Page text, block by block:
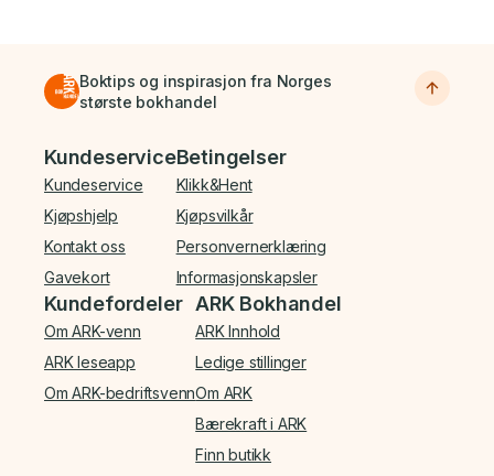
Boktips og inspirasjon fra Norges
største bokhandel
Bunnmeny
Kundeservice
Kundeservice
Kjøpshjelp
Kontakt oss
Gavekort
Betingelser
Klikk&Hent
Kjøpsvilkår
Personvernerklæring
Informasjonskapsler
Kundefordeler
Om ARK-venn
ARK leseapp
Om ARK-bedriftsvenn
ARK Bokhandel
ARK Innhold
Ledige stillinger
Om ARK
Bærekraft i ARK
Finn butikk